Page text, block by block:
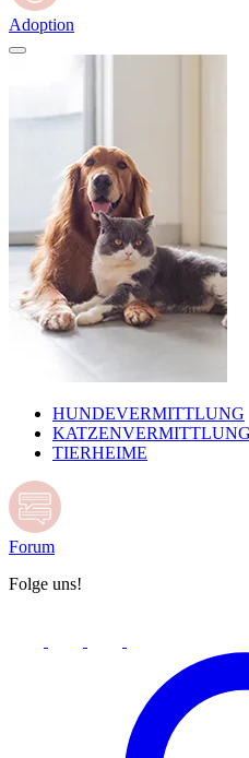
Adoption
HUNDEVERMITTLUNG
KATZENVERMITTLUNG
TIERHEIME
Forum
Folge uns!